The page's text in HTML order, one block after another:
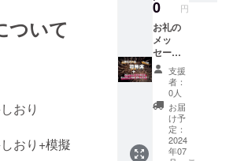
ついて
おり
おり+模擬
また、
オリジ
ナル券
の転売
などは
禁止さ
せてい
ただき
ます。
リジナ
ルトー
トバッ
グ ・商
品サイ
ズ：本
W30×H
36、持
ち手
2.5×50
・カ
ラー展
で打ち
上げる
花火の
動画 ・
収録時
間：90
分 ・提
供方
法：
メール
にURL
を掲載
0 円
お礼の
メッ
セージ
上柳祭
オリジ
ナルし
おり ・
商品サ
イズ：
横５×縦
11 模擬
支援
者：
0人
お届
け予
定：
2024
年07